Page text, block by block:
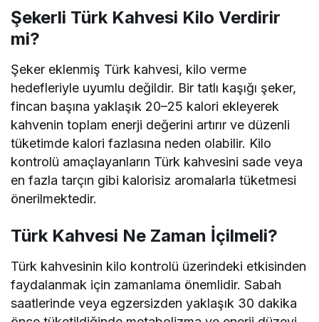
Şekerli Türk Kahvesi Kilo Verdirir
mi?
Şeker eklenmiş Türk kahvesi, kilo verme
hedefleriyle uyumlu değildir. Bir tatlı kaşığı şeker,
fincan başına yaklaşık 20–25 kalori ekleyerek
kahvenin toplam enerji değerini artırır ve düzenli
tüketimde kalori fazlasına neden olabilir. Kilo
kontrolü amaçlayanların Türk kahvesini sade veya
en fazla tarçın gibi kalorisiz aromalarla tüketmesi
önerilmektedir.
Türk Kahvesi Ne Zaman İçilmeli?
Türk kahvesinin kilo kontrolü üzerindeki etkisinden
faydalanmak için zamanlama önemlidir. Sabah
saatlerinde veya egzersizden yaklaşık 30 dakika